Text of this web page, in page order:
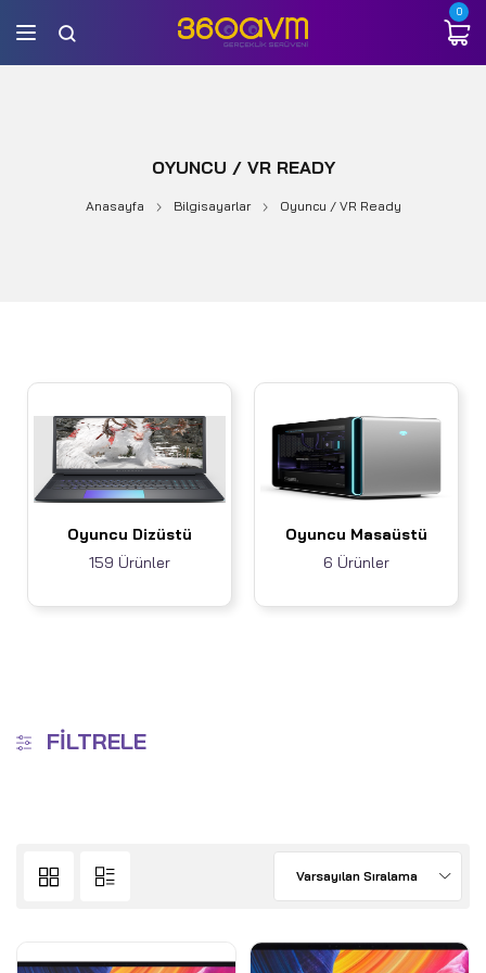
0
OYUNCU / VR READY
Anasayfa Bilgisayarlar Oyuncu / VR Ready
Oyuncu Dizüstü
159 Ürünler
Oyuncu Masaüstü
6 Ürünler
FILTRELE
Varsayılan Sıralama